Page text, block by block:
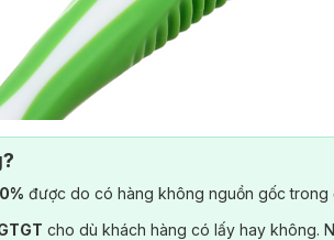
được do có hàng không nguồn gốc trong
cho dù khách hàng có lấy hay không.